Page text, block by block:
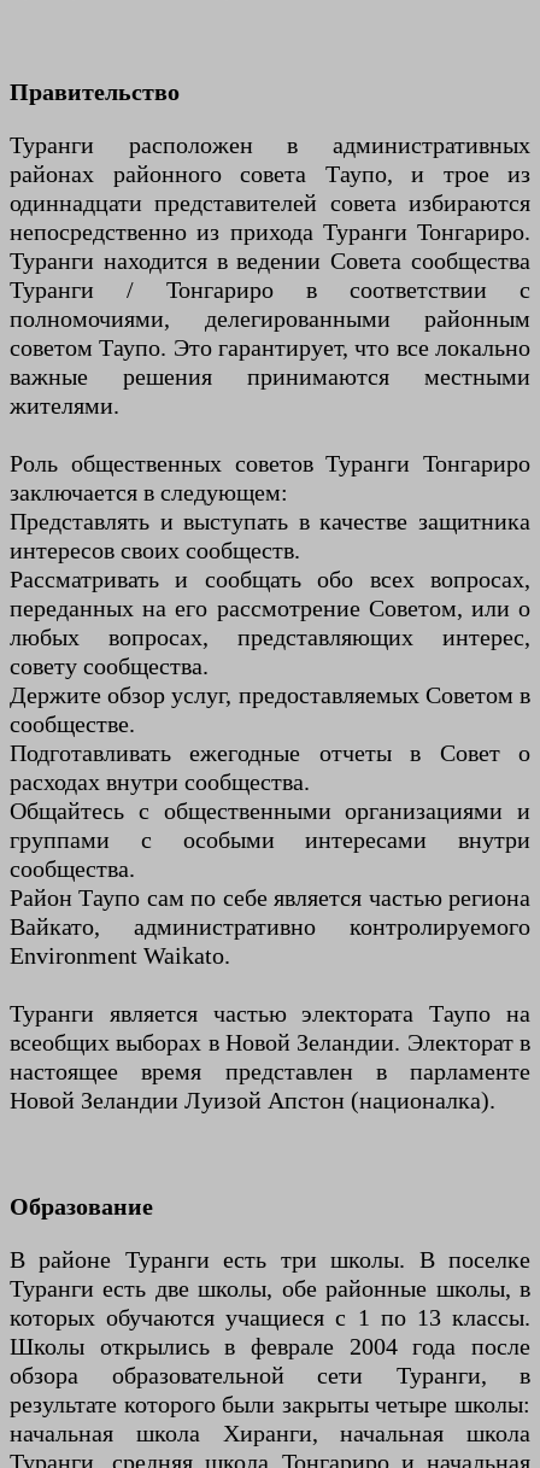
Правительство
Туранги расположен в административных
районах районного совета Таупо, и трое из
одиннадцати представителей совета избираются
непосредственно из прихода Туранги Тонгариро.
Туранги находится в ведении Совета сообщества
Туранги / Тонгариро в соответствии с
полномочиями, делегированными районным
советом Таупо. Это гарантирует, что все локально
важные решения принимаются местными
жителями.
Роль общественных советов Туранги Тонгариро
заключается в следующем:
Представлять и выступать в качестве защитника
интересов своих сообществ.
Рассматривать и сообщать обо всех вопросах,
переданных на его рассмотрение Советом, или о
любых вопросах, представляющих интерес,
совету сообщества.
Держите обзор услуг, предоставляемых Советом в
сообществе.
Подготавливать ежегодные отчеты в Совет о
расходах внутри сообщества.
Общайтесь с общественными организациями и
группами с особыми интересами внутри
сообщества.
Район Таупо сам по себе является частью региона
Вайкато, административно контролируемого
Environment Waikato.
Туранги является частью электората Таупо на
всеобщих выборах в Новой Зеландии. Электорат в
настоящее время представлен в парламенте
Новой Зеландии Луизой Апстон ​​(националка).
Образование
В районе Туранги есть три школы. В поселке
Туранги есть две школы, обе районные школы, в
которых обучаются учащиеся с 1 по 13 классы.
Школы открылись в феврале 2004 года после
обзора образовательной сети Туранги, в
результате которого были закрыты четыре школы:
начальная школа Хиранги, начальная школа
Туранги, средняя школа Тонгариро и начальная